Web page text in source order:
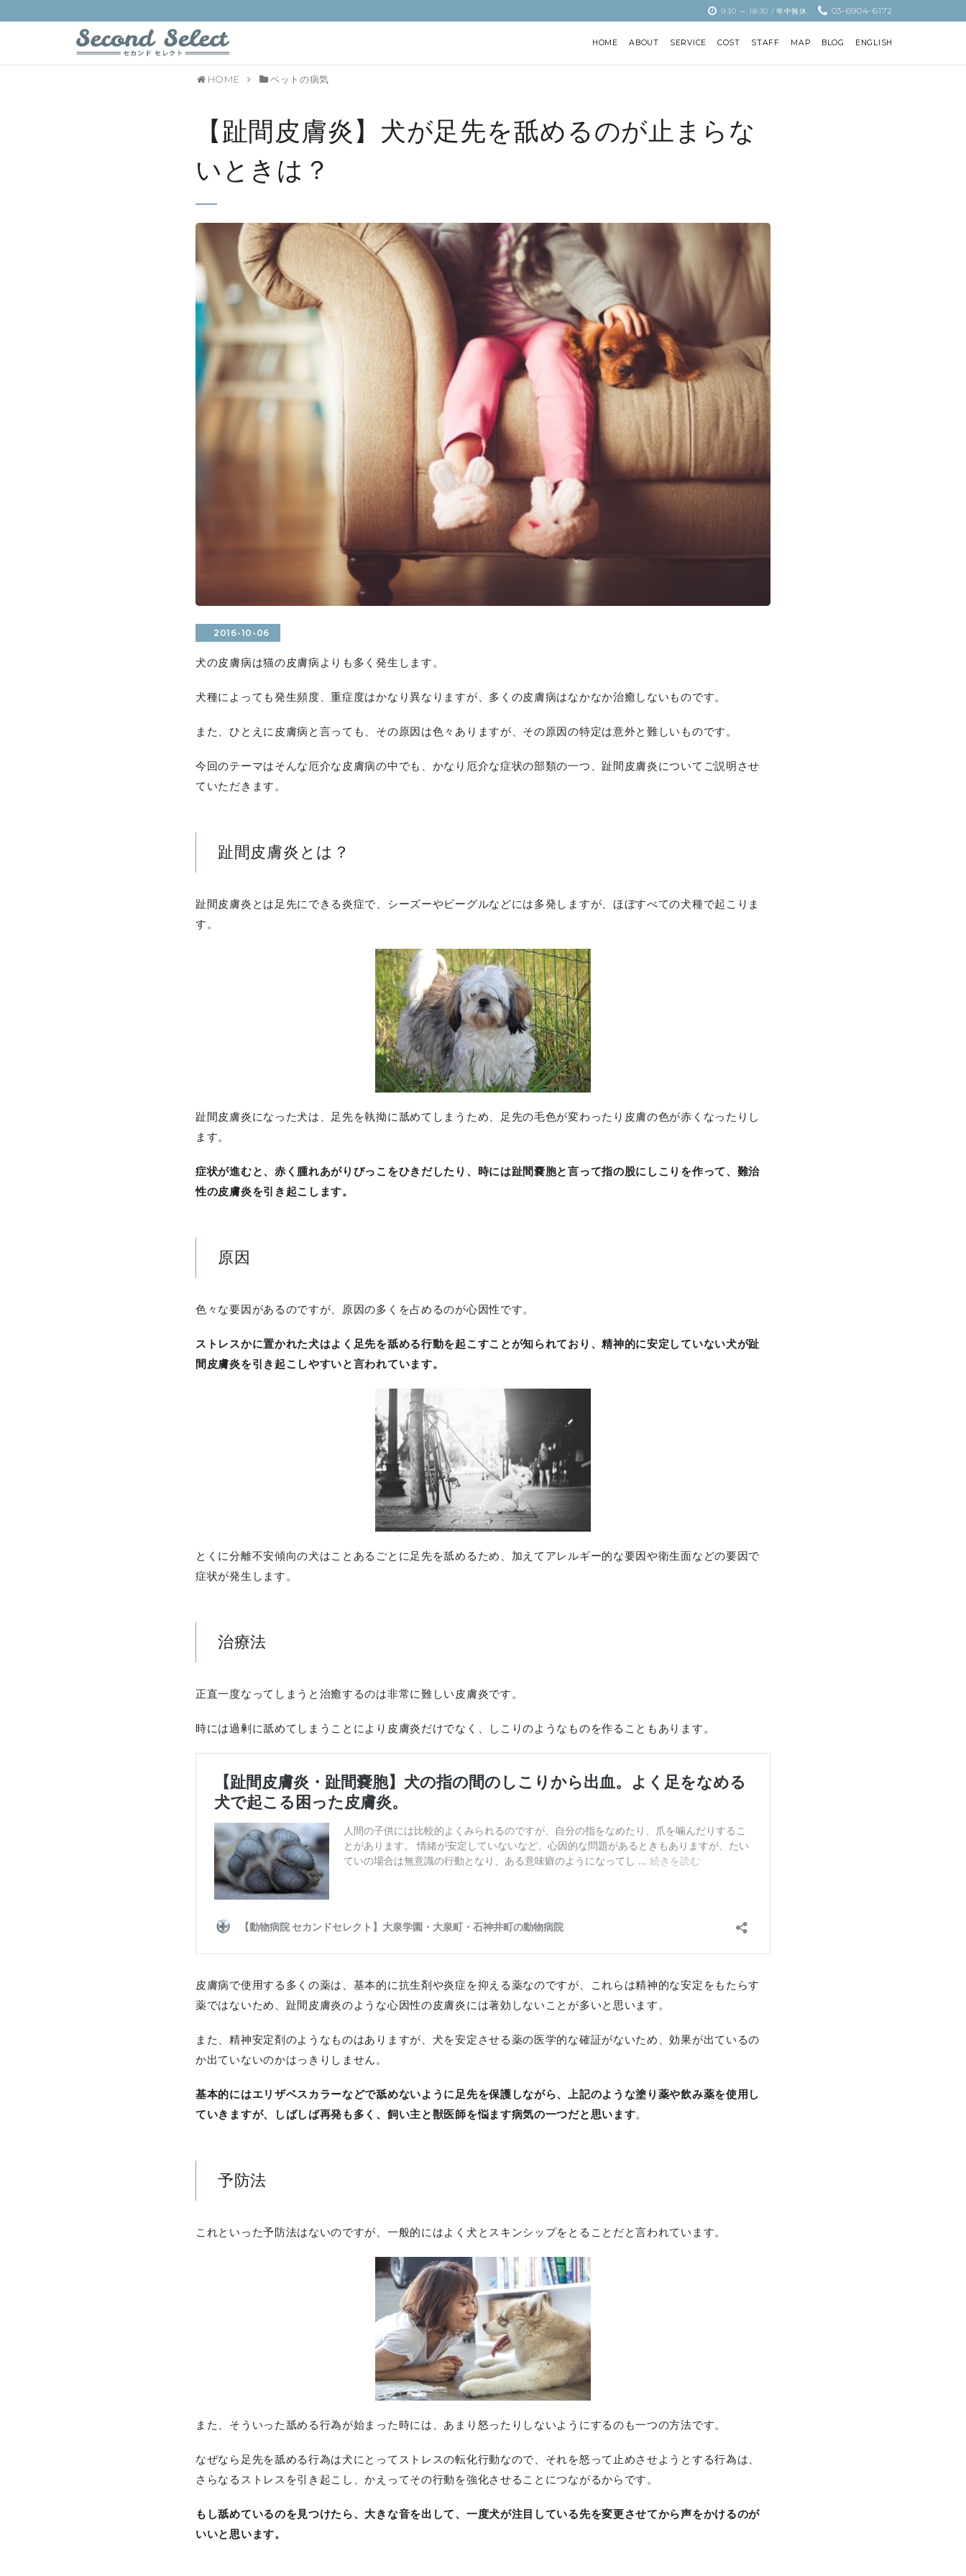
9:30 ～ 18:30 / 年中無休 03-6904-6172
HOME ABOUT SERVICE COST STAFF MAP BLOG ENGLISH
HOME ペットの病気
【趾間皮膚炎】犬が足先を舐めるのが止まらな
いときは？
2016-10-06
犬の皮膚病は猫の皮膚病よりも多く発生します。
犬種によっても発生頻度、重症度はかなり異なりますが、多くの皮膚病はなかなか治癒しないものです。
また、ひとえに皮膚病と言っても、その原因は色々ありますが、その原因の特定は意外と難しいものです。
今回のテーマはそんな厄介な皮膚病の中でも、かなり厄介な症状の部類の一つ、趾間皮膚炎についてご説明させ
ていただきます。
趾間皮膚炎とは？
趾間皮膚炎とは足先にできる炎症で、シーズーやビーグルなどには多発しますが、ほぼすべての犬種で起こりま
す。
趾間皮膚炎になった犬は、足先を執拗に舐めてしまうため、足先の毛色が変わったり皮膚の色が赤くなったりし
ます。
症状が進むと、赤く腫れあがりびっこをひきだしたり、時には趾間嚢胞と言って指の股にしこりを作って、難治
性の皮膚炎を引き起こします。
原因
色々な要因があるのですが、原因の多くを占めるのが心因性です。
ストレスかに置かれた犬はよく足先を舐める行動を起こすことが知られており、精神的に安定していない犬が趾
間皮膚炎を引き起こしやすいと言われています。
とくに分離不安傾向の犬はことあるごとに足先を舐めるため、加えてアレルギー的な要因や衛生面などの要因で
症状が発生します。
治療法
正直一度なってしまうと治癒するのは非常に難しい皮膚炎です。
時には過剰に舐めてしまうことにより皮膚炎だけでなく、しこりのようなものを作ることもあります。
皮膚病で使用する多くの薬は、基本的に抗生剤や炎症を抑える薬なのですが、これらは精神的な安定をもたらす
薬ではないため、趾間皮膚炎のような心因性の皮膚炎には著効しないことが多いと思います。
また、精神安定剤のようなものはありますが、犬を安定させる薬の医学的な確証がないため、効果が出ているの
か出ていないのかはっきりしません。
基本的にはエリザベスカラーなどで舐めないように足先を保護しながら、上記のような塗り薬や飲み薬を使用し
ていきますが、しばしば再発も多く、飼い主と獣医師を悩ます病気の一つだと思います。
予防法
これといった予防法はないのですが、一般的にはよく犬とスキンシップをとることだと言われています。
また、そういった舐める行為が始まった時には、あまり怒ったりしないようにするのも一つの方法です。
なぜなら足先を舐める行為は犬にとってストレスの転化行動なので、それを怒って止めさせようとする行為は、
さらなるストレスを引き起こし、かえってその行動を強化させることにつながるからです。
もし舐めているのを見つけたら、大きな音を出して、一度犬が注目している先を変更させてから声をかけるのが
いいと思います。